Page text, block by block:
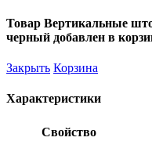
Товар Вертикальные
черный добавлен в
Закрыть Корзина
Характеристики
Свойство